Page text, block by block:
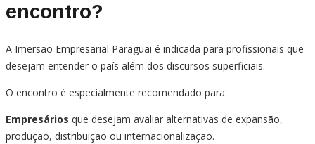
encontro?
A Imersão Empresarial Paraguai é indicada para profissionais que
desejam entender o país além dos discursos superficiais.
O encontro é especialmente recomendado para:
Empresários que desejam avaliar alternativas de expansão,
produção, distribuição ou internacionalização.